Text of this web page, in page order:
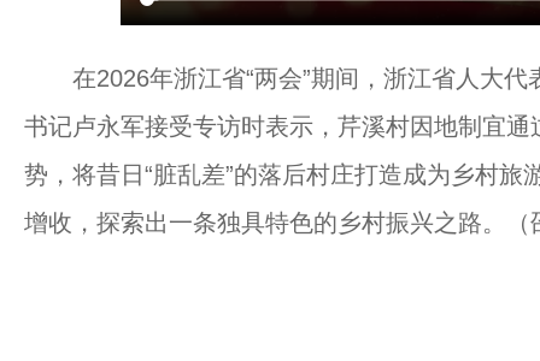
在2026年浙江省“两会”期间，浙江省人大代
书记卢永军接受专访时表示，芹溪村因地制宜
势，将昔日“脏乱差”的落后村庄打造成为乡村
增收，探索出一条独具特色的乡村振兴之路。